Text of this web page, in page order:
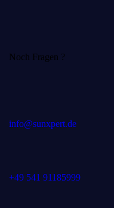
Noch Fragen ?
info@sunxpert.de
+49 541 91185999